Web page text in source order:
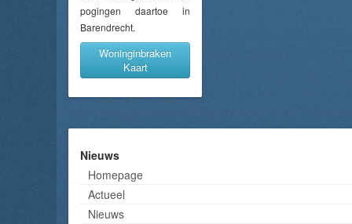
pogingen daartoe in
Barendrecht.
Woninginbraken
Kaart
Nieuws
Homepage
Actueel
Nieuws